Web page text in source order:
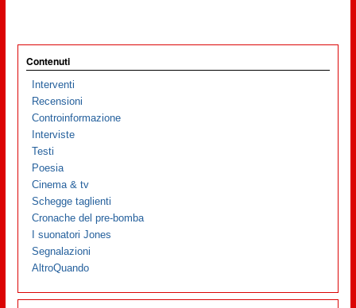
Contenuti
Interventi
Recensioni
Controinformazione
Interviste
Testi
Poesia
Cinema & tv
Schegge taglienti
Cronache del pre-bomba
I suonatori Jones
Segnalazioni
AltroQuando